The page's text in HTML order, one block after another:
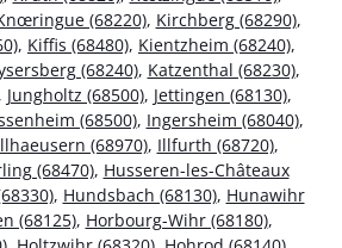
(68220), Kirchberg (68290),
, Kiffis (68480), Kientzheim (68240),
(68240), Katzenthal (68230),
Jungholtz (68500), Jettingen (68130),
(68500), Ingersheim (68040),
(68970), Illfurth (68720),
(68470), Husseren-les-Châteaux
, Hundsbach (68130), Hunawihr
(68125), Horbourg-Wihr (68180),